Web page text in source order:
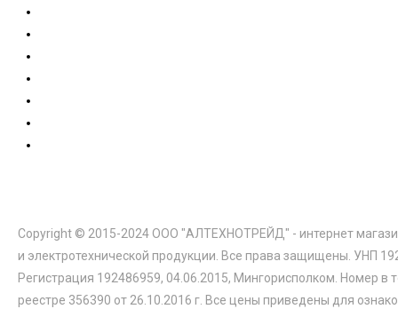
Copyright © 2015-2024 ООО "АЛТЕХНОТРЕЙД" - интернет
и электротехнической продукции. Все права защищены. УНП
Регистрация 192486959, 04.06.2015, Мингорисполком. Номер в
реестре 356390 от 26.10.2016 г. Все цены приведены для